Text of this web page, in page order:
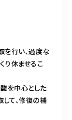
を行い、過度な
り休ませるこ
酸を中心とした
て、修復の補